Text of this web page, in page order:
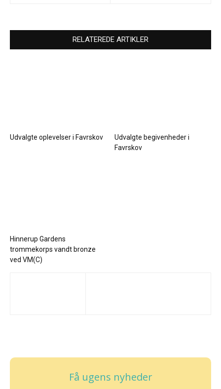
RELATEREDE ARTIKLER
Udvalgte oplevelser i Favrskov
Udvalgte begivenheder i
Favrskov
Hinnerup Gardens
trommekorps vandt bronze
ved VM(C)
Få ugens nyheder